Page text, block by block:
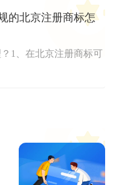
的北京注册商标怎
1、在北京注册商标可